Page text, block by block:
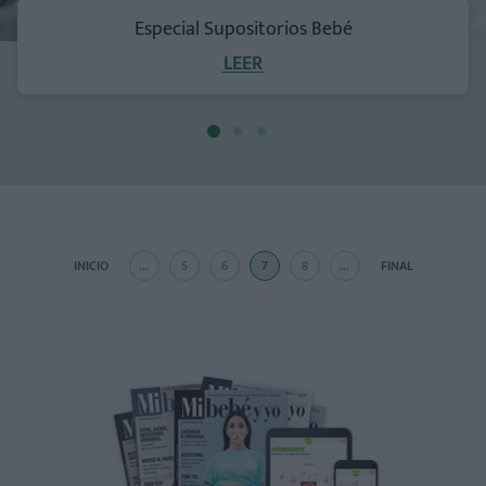
Especial Supositorios Bebé
LEER
INICIO ... 5 6 7 8 ... FINAL